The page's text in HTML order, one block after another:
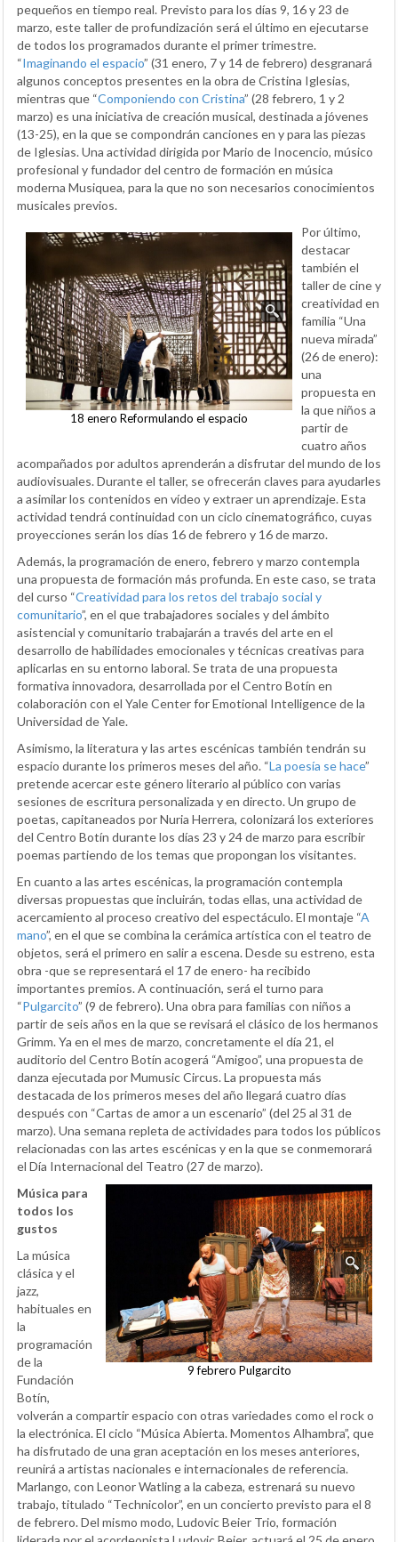
pequeños en tiempo real. Previsto para los días 9, 16 y 23 de
marzo, este taller de profundización será el último en ejecutarse
de todos los programados durante el primer trimestre.
“Imaginando el espacio” (31 enero, 7 y 14 de febrero) desgranará
algunos conceptos presentes en la obra de Cristina Iglesias,
mientras que “Componiendo con Cristina” (28 febrero, 1 y 2
marzo) es una iniciativa de creación musical, destinada a jóvenes
(13-25), en la que se compondrán canciones en y para las piezas
de Iglesias. Una actividad dirigida por Mario de Inocencio, músico
profesional y fundador del centro de formación en música
moderna Musiquea, para la que no son necesarios conocimientos
musicales previos.
18 enero Reformulando el espacio
Por último,
destacar
también el
taller de cine y
creatividad en
familia “Una
nueva mirada”
(26 de enero):
una
propuesta en
la que niños a
partir de
cuatro años
acompañados por adultos aprenderán a disfrutar del mundo de los
audiovisuales. Durante el taller, se ofrecerán claves para ayudarles
a asimilar los contenidos en vídeo y extraer un aprendizaje. Esta
actividad tendrá continuidad con un ciclo cinematográfico, cuyas
proyecciones serán los días 16 de febrero y 16 de marzo.
Además, la programación de enero, febrero y marzo contempla
una propuesta de formación más profunda. En este caso, se trata
del curso “Creatividad para los retos del trabajo social y
comunitario”, en el que trabajadores sociales y del ámbito
asistencial y comunitario trabajarán a través del arte en el
desarrollo de habilidades emocionales y técnicas creativas para
aplicarlas en su entorno laboral. Se trata de una propuesta
formativa innovadora, desarrollada por el Centro Botín en
colaboración con el Yale Center for Emotional Intelligence de la
Universidad de Yale.
Asimismo, la literatura y las artes escénicas también tendrán su
espacio durante los primeros meses del año. “La poesía se hace”
pretende acercar este género literario al público con varias
sesiones de escritura personalizada y en directo. Un grupo de
poetas, capitaneados por Nuria Herrera, colonizará los exteriores
del Centro Botín durante los días 23 y 24 de marzo para escribir
poemas partiendo de los temas que propongan los visitantes.
En cuanto a las artes escénicas, la programación contempla
diversas propuestas que incluirán, todas ellas, una actividad de
acercamiento al proceso creativo del espectáculo. El montaje “A
mano”, en el que se combina la cerámica artística con el teatro de
objetos, será el primero en salir a escena. Desde su estreno, esta
obra -que se representará el 17 de enero- ha recibido
importantes premios. A continuación, será el turno para
“Pulgarcito” (9 de febrero). Una obra para familias con niños a
partir de seis años en la que se revisará el clásico de los hermanos
Grimm. Ya en el mes de marzo, concretamente el día 21, el
auditorio del Centro Botín acogerá “Amigoo”, una propuesta de
danza ejecutada por Mumusic Circus. La propuesta más
destacada de los primeros meses del año llegará cuatro días
después con “Cartas de amor a un escenario” (del 25 al 31 de
marzo). Una semana repleta de actividades para todos los públicos
relacionadas con las artes escénicas y en la que se conmemorará
el Día Internacional del Teatro (27 de marzo).
9 febrero Pulgarcito
Música para
todos los
gustos
La música
clásica y el
jazz,
habituales en
la
programación
de la
Fundación
Botín,
volverán a compartir espacio con otras variedades como el rock o
la electrónica. El ciclo “Música Abierta. Momentos Alhambra”, que
ha disfrutado de una gran aceptación en los meses anteriores,
reunirá a artistas nacionales e internacionales de referencia.
Marlango, con Leonor Watling a la cabeza, estrenará su nuevo
trabajo, titulado “Technicolor”, en un concierto previsto para el 8
de febrero. Del mismo modo, Ludovic Beier Trio, formación